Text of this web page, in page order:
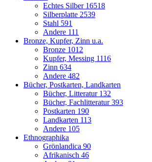
Echtes Silber 16518
Silberplatte 2539
Stahl 591
Andere 111
Bronze, Kupfer, Zinn u.a.
Bronze 1012
Kupfer, Messing 1116
Zinn 634
Andere 482
Bücher, Postkarten, Landkarten
Bücher, Litteratur 132
Bücher, Fachlitteratur393
Postkarten 190
Landkarten 113
Andere 105
Ethnographika
Grönlandica 90
Afrikanisch 46